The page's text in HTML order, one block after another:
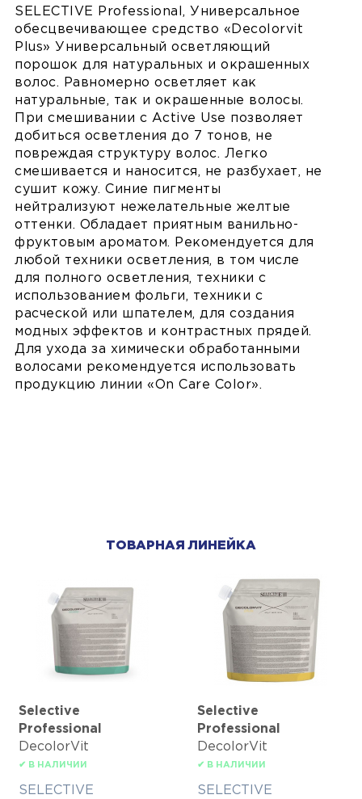
SELECTIVE Professional, Универсальное
обесцвечивающее средство «Decolorvit
Plus» Универсальный осветляющий
порошок для натуральных и окрашенных
волос. Равномерно осветляет как
натуральные, так и окрашенные волосы.
При смешивании с Active Use позволяет
добиться осветления до 7 тонов, не
повреждая структуру волос. Легко
смешивается и наносится, не разбухает, не
сушит кожу. Синие пигменты
нейтрализуют нежелательные желтые
оттенки. Обладает приятным ванильно-
фруктовым ароматом. Рекомендуется для
любой техники осветления, в том числе
для полного осветления, техники с
использованием фольги, техники с
расческой или шпателем, для создания
модных эффектов и контрастных прядей.
Для ухода за химически обработанными
волосами рекомендуется использовать
продукцию линии «On Care Color».
ТОВАРНАЯ ЛИНЕЙКА
Selective
Professional
DecolorVit
✔ В НАЛИЧИИ
SELECTIVE
Selective
Professional
DecolorVit
✔ В НАЛИЧИИ
SELECTIVE